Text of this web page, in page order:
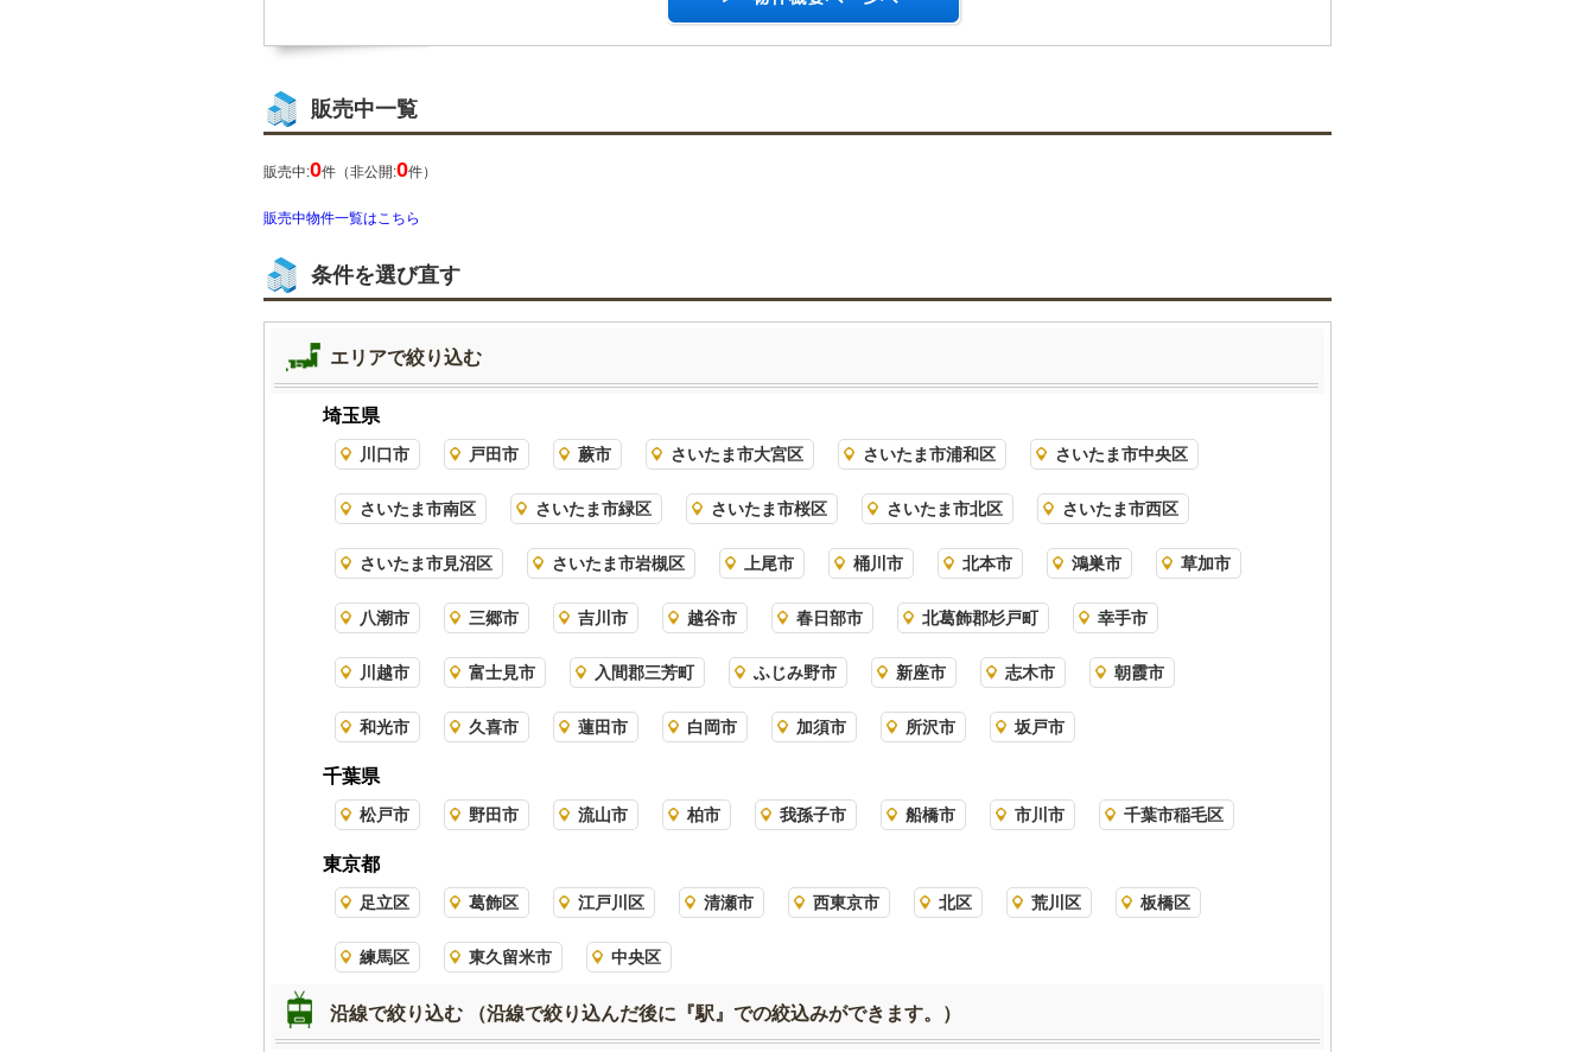
販売中一覧
販売中:0件（非公開:0件）
販売中物件一覧はこちら
条件を選び直す
エリアで絞り込む
埼玉県
川口市 戸田市 蕨市 さいたま市大宮区 さいたま市浦和区 さいたま市中央区
さいたま市南区 さいたま市緑区 さいたま市桜区 さいたま市北区 さいたま市西区
さいたま市見沼区 さいたま市岩槻区 上尾市 桶川市 北本市 鴻巣市 草加市
八潮市 三郷市 吉川市 越谷市 春日部市 北葛飾郡杉戸町 幸手市
川越市 富士見市 入間郡三芳町 ふじみ野市 新座市 志木市 朝霞市
和光市 久喜市 蓮田市 白岡市 加須市 所沢市 坂戸市
千葉県
松戸市 野田市 流山市 柏市 我孫子市 船橋市 市川市 千葉市稲毛区
東京都
足立区 葛飾区 江戸川区 清瀬市 西東京市 北区 荒川区 板橋区
練馬区 東久留米市 中央区
沿線で絞り込む （沿線で絞り込んだ後に『駅』での絞込みができます。）